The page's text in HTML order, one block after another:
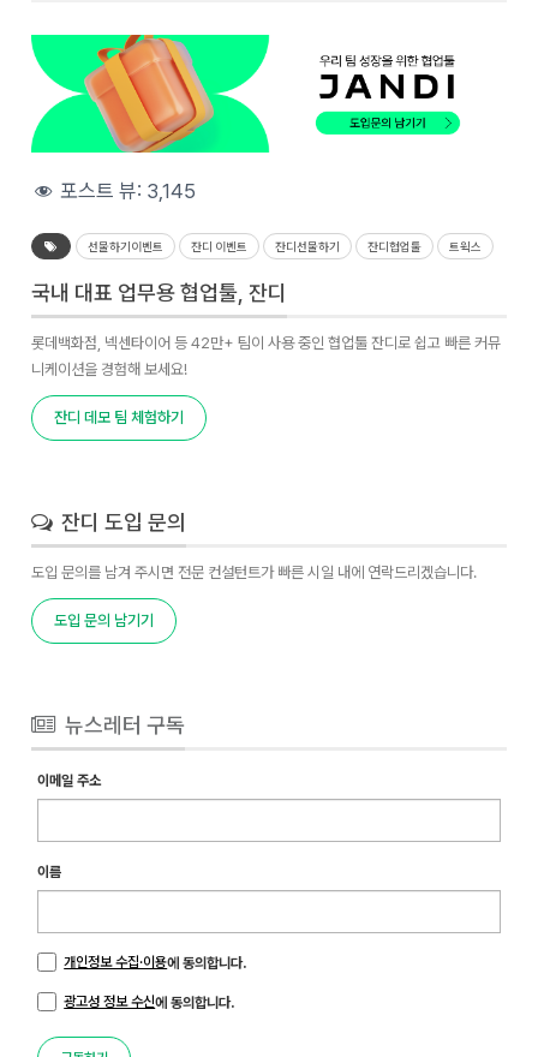
포스트 뷰: 3,145
선물하기이벤트 잔디 이벤트 잔디선물하기 잔디협업툴 트윅스
국내 대표 업무용 협업툴, 잔디
롯데백화점, 넥센타이어 등 42만+ 팀이 사용 중인 협업툴 잔디로 쉽고 빠른 커뮤
니케이션을 경험해 보세요!
잔디 데모 팀 체험하기
잔디 도입 문의
도입 문의를 남겨 주시면 전문 컨설턴트가 빠른 시일 내에 연락드리겠습니다.
도입 문의 남기기
뉴스레터 구독
이메일 주소
이름
개인정보 수집·이용에 동의합니다.
광고성 정보 수신에 동의합니다.